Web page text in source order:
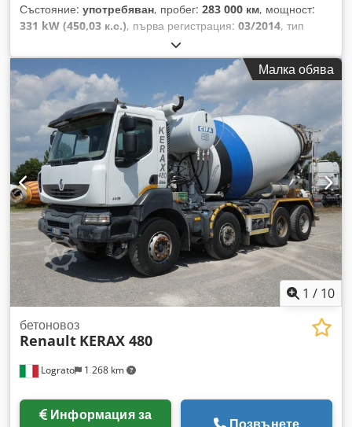
Състояние: употребяван, пробег: 283 000 км, мощност:
331 kW (450,03 к.с.), първа регистрация: 03/2014, тип
32 000 кг
тип на предаване:полуавтоматичен, клас емисии:Евро
6, Оборудване:филтър за сажди , - Ретардер - Климатик -
Автоматик - Liebherr 9m3 - Moser двустранен самосвал
Подпорно окачване: листови ресори Chjdpfezq Nt Sjx Ah
Малка обява
1 / 10
Lograto 1 268 km
бетоновоз
Renault KERAX 480
Информация за